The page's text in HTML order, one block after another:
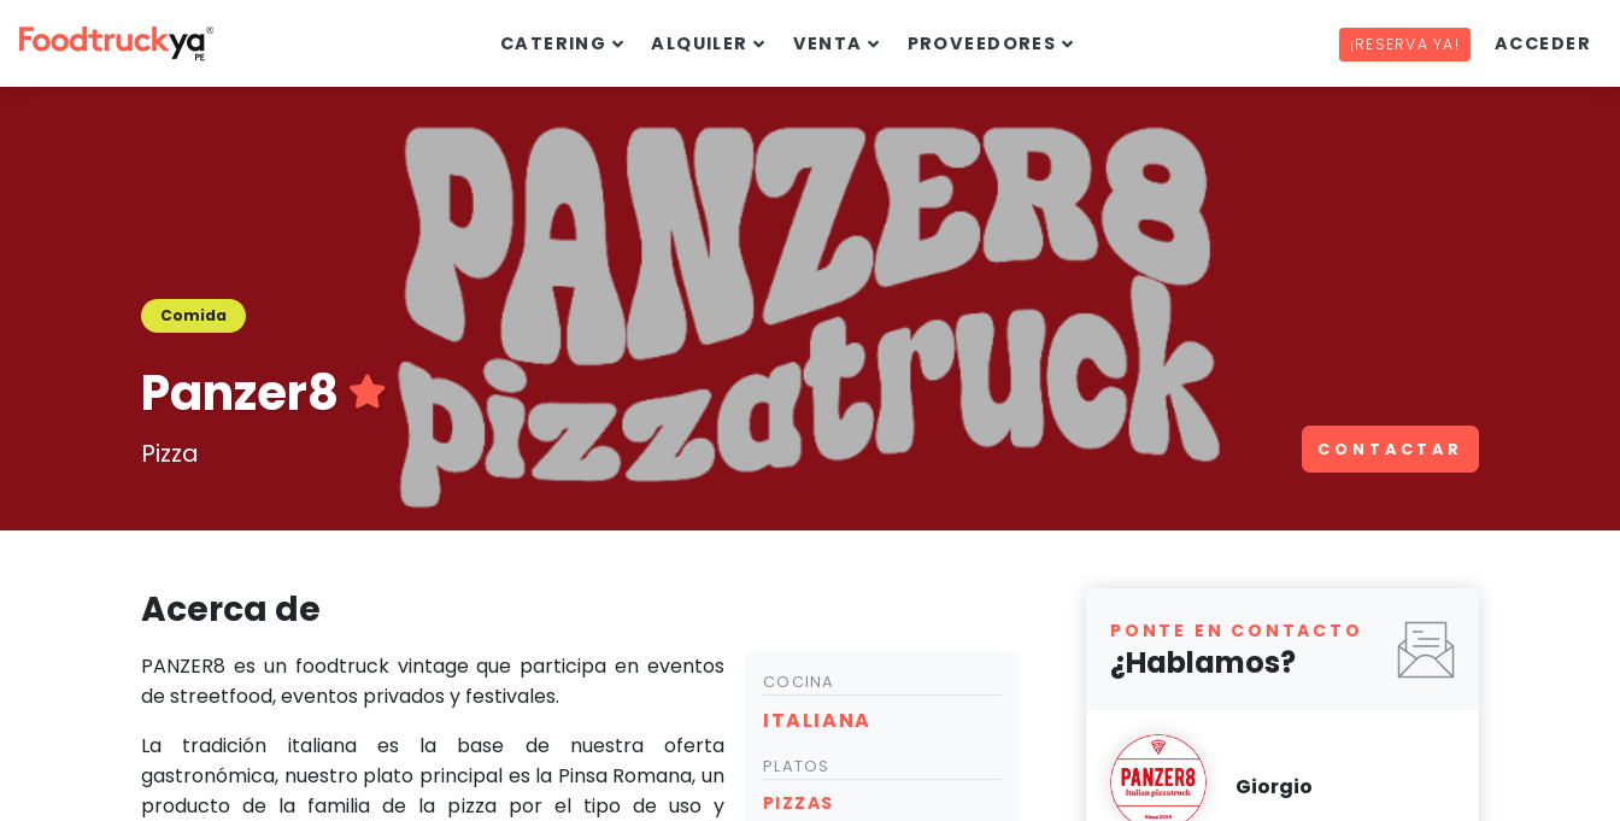
CATERING ALQUILER VENTA PROVEEDORES ¡RESERVA YA! ACCEDER
Comida
Panzer8
Pizza CONTACTAR
Acerca de
COCINA
ITALIANA
PLATOS
PIZZAS
PANZER8 es un foodtruck vintage que participa en eventos
de streetfood, eventos privados y festivales.
La tradición italiana es la base de nuestra oferta
gastronómica, nuestro plato principal es la Pinsa Romana, un
producto de la familia de la pizza por el tipo de uso y
PONTE EN CONTACTO
¿Hablamos?
Giorgio